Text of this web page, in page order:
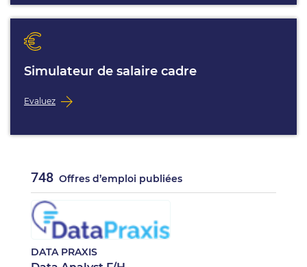
Simulateur de salaire cadre
Evaluez
748 Offres d’emploi publiées
DATA PRAXIS